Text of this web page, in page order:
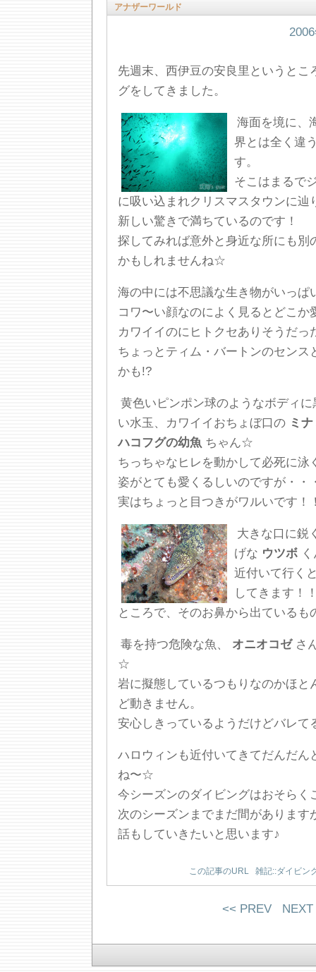
アナザーワールド
先週末、西伊豆の安良里というとこ
グをしてきました。
海面を境に、
界とは全く違
す。
そこはまるで
に吸い込まれクリスマスタウンに辿
新しい驚きで満ちているのです！
探してみれば意外と身近な所にも別
かもしれませんね☆
海の中には不思議な生き物がいっぱ
コワ〜い顔なのによく見るとどこか
カワイイのにヒトクセありそうだっ
ちょっとティム・バートンのセンス
かも!?
黄色いピンポン球のようなボディに
い水玉、カワイイおちょぼ口の ミ
ハコフグの幼魚 ちゃん☆
ちっちゃなヒレを動かして必死に泳
姿がとても愛くるしいのですが・・
実はちょっと目つきがワルいです！
大きな口に鋭
げな ウツボ
近付いて行く
してきます！
ところで、そのお鼻から出ているも
毒を持つ危険な魚、 オニオコゼ さ
☆
岩に擬態しているつもりなのかほと
ど動きません。
安心しきっているようだけどバレて
ハロウィンも近付いてきてだんだん
ね〜☆
今シーズンのダイビングはおそらく
次のシーズンまでまだ間があります
話もしていきたいと思います♪
この記事のURL 雑記::ダイビン
<< PREV